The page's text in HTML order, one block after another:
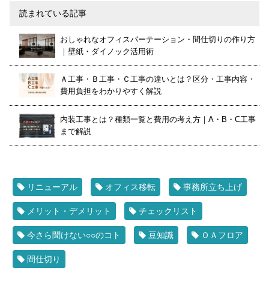
読まれている記事
おしゃれなオフィスパーテーション・間仕切りの作り方
｜壁紙・ダイノック活用術
Ａ工事・Ｂ工事・Ｃ工事の違いとは？区分・工事内容・
費用負担をわかりやすく解説
内装工事とは？種類一覧と費用の考え方｜A・B・C工事
まで解説
リニューアル オフィス移転 事務所立ち上げ
メリット・デメリット チェックリスト
今さら聞けない○○のコト 豆知識 ＯＡフロア
間仕切り